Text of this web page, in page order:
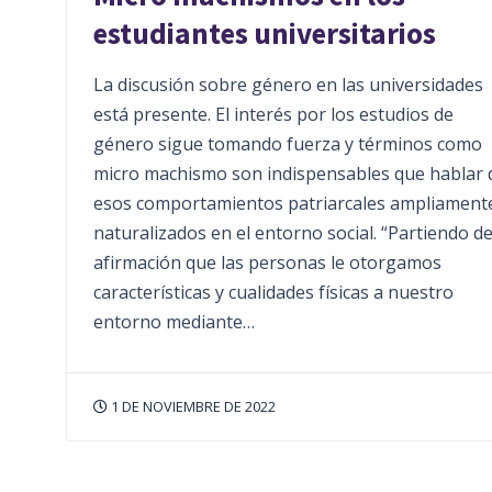
estudiantes universitarios
La discusión sobre género en las universidades
está presente. El interés por los estudios de
género sigue tomando fuerza y términos como
micro machismo son indispensables que hablar
esos comportamientos patriarcales
naturalizados en el entorno social. “Partiendo
afirmación que las personas le otorgamos
características y cualidades físicas a nuestro
entorno mediante…
1 DE NOVIEMBRE DE 2022